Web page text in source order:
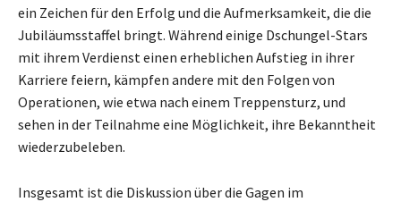
ein Zeichen für den Erfolg und die Aufmerksamkeit, die die
Jubiläumsstaffel bringt. Während einige Dschungel-Stars
mit ihrem Verdienst einen erheblichen Aufstieg in ihrer
Karriere feiern, kämpfen andere mit den Folgen von
Operationen, wie etwa nach einem Treppensturz, und
sehen in der Teilnahme eine Möglichkeit, ihre Bekanntheit
wiederzubeleben.
Insgesamt ist die Diskussion über die Gagen im